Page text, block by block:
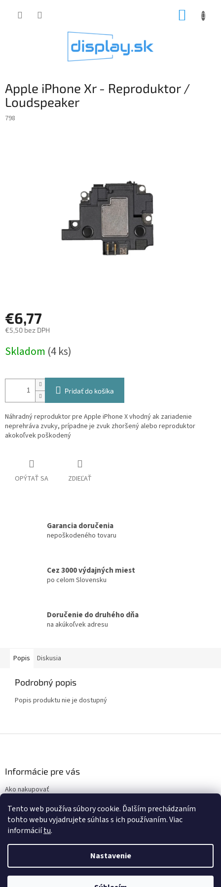
Tento web používa súbory cookie. Ďalším prechádzaním
tohto webu vyjadrujete súhlas s ich používaním. Viac
informáciítu.
Nastavenie
Apple iPhone Xr - Reproduktor /
Loudspeaker
798
€6,77
€5,50 bez DPH
cena:
Skladom (4 ks)
Pridať do košíka
Náhradný reproduktor pre Apple iPhone X vhodný ak zariadenie
neprehráva zvuky, prípadne je zvuk zhoršený alebo reproduktor
akokoľvek poškodený
OPÝTAŤ SA ZDIEĽAŤ
Garancia doručenia
nepoškodeného tovaru
Cez 3000 výdajných miest
po celom Slovensku
Doručenie do druhého dňa
na akúkoľvek adresu
Popis Diskusia
Podrobný popis
Popis produktu nie je dostupný
i
Informácie pre vás
Ako nakupovať
Podmienky ochrany osobných údajov
Vytvoril Shoptet